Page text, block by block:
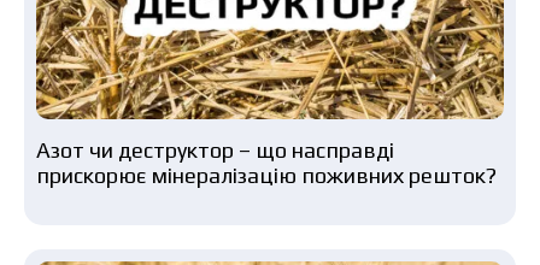
Азот чи деструктор – що насправді
прискорює мінералізацію поживних решток?